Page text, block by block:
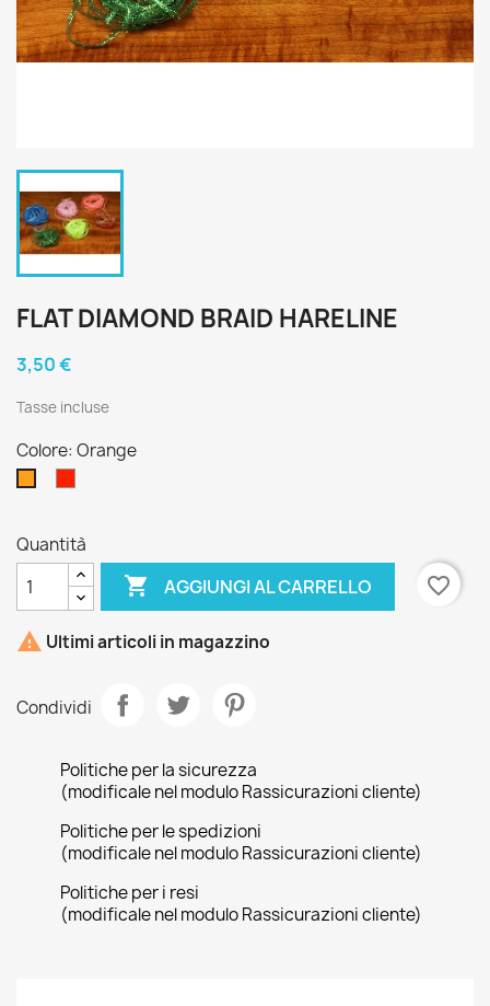
FLAT DIAMOND BRAID HARELINE
3,50 €
Tasse incluse
Colore: Orange
Quantità
 AGGIUNGI AL CARRELLO favorite_border
 Ultimi articoli in magazzino
Condividi
Politiche per la sicurezza
(modificale nel modulo Rassicurazioni cliente)
Politiche per le spedizioni
(modificale nel modulo Rassicurazioni cliente)
Politiche per i resi
(modificale nel modulo Rassicurazioni cliente)